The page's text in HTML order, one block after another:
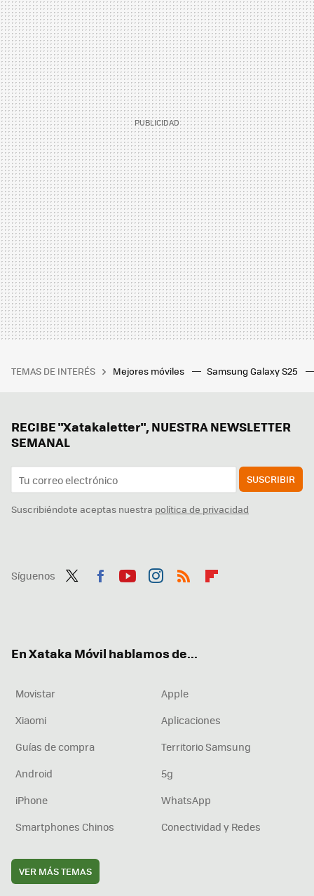
TEMAS DE INTERÉS Mejores móviles Samsung Galaxy S25
RECIBE "Xatakaletter", NUESTRA NEWSLETTER
SEMANAL
SUSCRIBIR
Suscribiéndote aceptas nuestra política de privacidad
Síguenos
En Xataka Móvil hablamos de...
Movistar
Apple
Xiaomi
Aplicaciones
Guías de compra
Territorio Samsung
Android
5g
iPhone
WhatsApp
Smartphones Chinos
Conectividad y Redes
VER MÁS TEMAS